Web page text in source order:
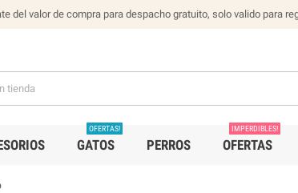
del valor de compra para despacho gratuito, solo valido para
GATOS
OFERTAS!
PERROS OFERTAS
IMPERDIBLES!